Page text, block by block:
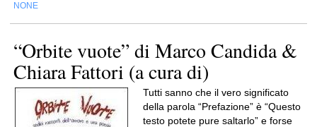
NONE
“Orbite vuote” di Marco Candida &
Chiara Fattori (a cura di)
Tutti sanno che il vero significato
della parola “Prefazione” è “Questo
testo potete pure saltarlo” e forse